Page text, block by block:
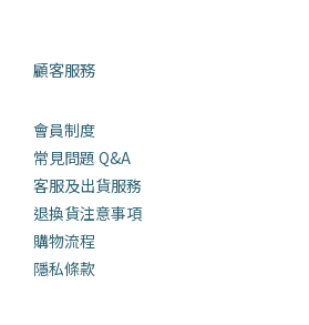
顧客服務
會員制度
常見問題 Q&A
客服及出貨服務
退換貨注意事項
購物流程
隱私條款